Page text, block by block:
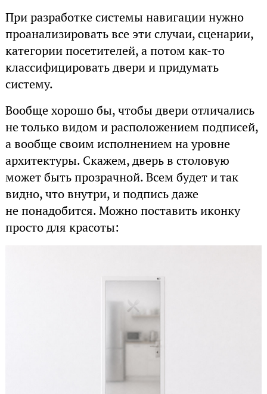
При разработке системы навигации нужно
проанализировать все эти случаи, сценарии,
категории посетителей, а потом как-то
классифицировать двери и придумать
систему.
Вообще хорошо бы, чтобы двери отличались
не только видом и расположением подписей,
а вообще своим исполнением на уровне
архитектуры. Скажем, дверь в столовую
может быть прозрачной. Всем будет и так
видно, что внутри, и подпись даже
не понадобится. Можно поставить иконку
просто для красоты: